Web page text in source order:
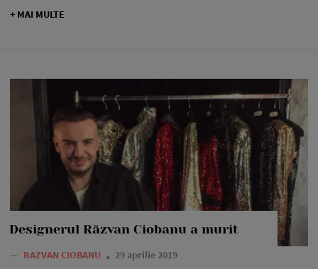
+ MAI MULTE
Designerul Răzvan Ciobanu a murit
— RAZVAN CIOBANU 29 aprilie 2019